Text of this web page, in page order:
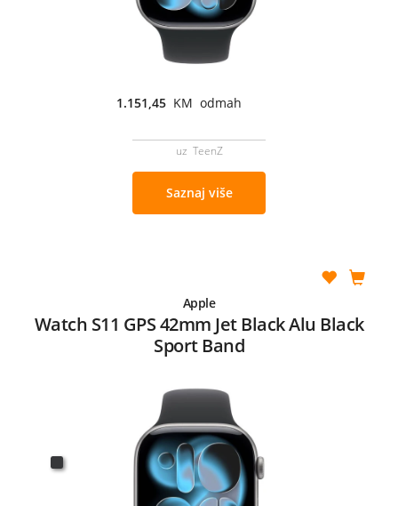
1.151,45 KM odmah
uz TeenZ
Saznaj više
Apple
Watch S11 GPS 42mm Jet Black Alu Black
Sport Band